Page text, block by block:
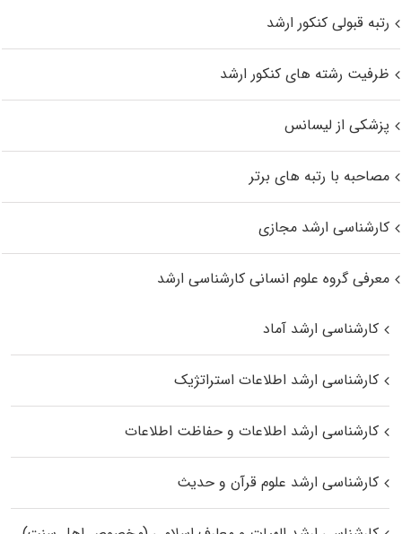
رتبه قبولی کنکور ارشد
ظرفیت رشته های کنکور ارشد
پزشکی از لیسانس
مصاحبه با رتبه های برتر
کارشناسی ارشد مجازی
معرفی گروه علوم انسانی کارشناسی ارشد
کارشناسی ارشد آماد
کارشناسی ارشد اطلاعات استراتژیک
کارشناسی ارشد اطلاعات و حفاظت اطلاعات
کارشناسی ارشد علوم قرآن و حدیث